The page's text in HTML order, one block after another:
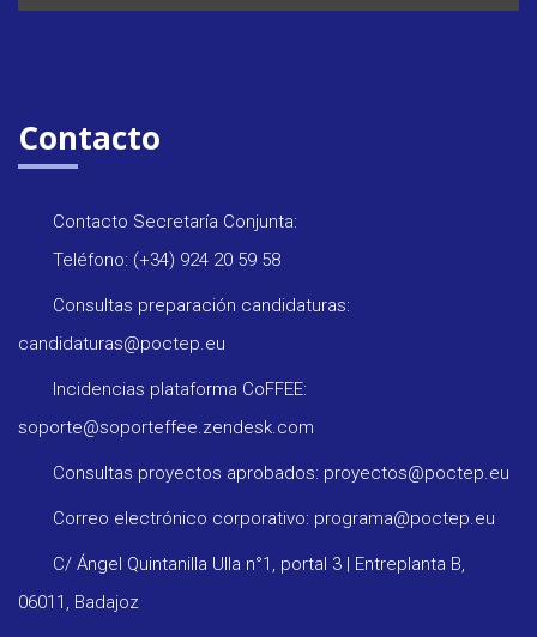
Contacto
Contacto Secretaría Conjunta:
Teléfono: (+34) 924 20 59 58
Consultas preparación candidaturas:
candidaturas@poctep.eu
Incidencias plataforma CoFFEE:
soporte@soporteffee.zendesk.com
Consultas proyectos aprobados: proyectos@poctep.eu
Correo electrónico corporativo: programa@poctep.eu
C/ Ángel Quintanilla Ulla n°1, portal 3 | Entreplanta B,
06011, Badajoz